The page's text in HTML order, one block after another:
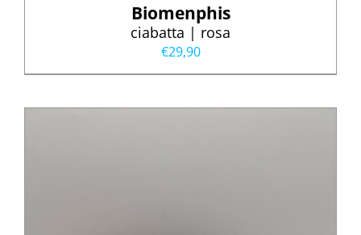
Biomenphis
ciabatta | rosa
€29,90